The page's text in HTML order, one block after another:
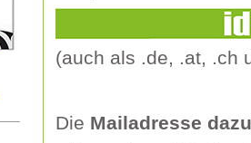
(auch als .de, .at, .ch
Die Mailadresse dazu